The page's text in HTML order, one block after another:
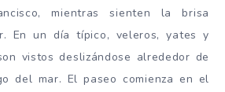
mientras sienten la brisa
En un día típico, veleros, yates y
vistos deslizándose alrededor de
del mar. El paseo comienza en el